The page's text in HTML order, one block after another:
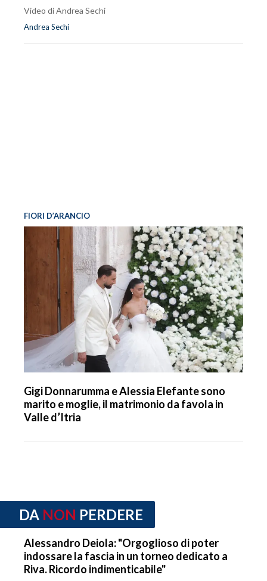
Video di Andrea Sechi
Andrea Sechi
FIORI D’ARANCIO
Gigi Donnarumma e Alessia Elefante sono
marito e moglie, il matrimonio da favola in
Valle d’Itria
DA NON PERDERE
Alessandro Deiola: "Orgoglioso di poter
indossare la fascia in un torneo dedicato a
Riva. Ricordo indimenticabile"